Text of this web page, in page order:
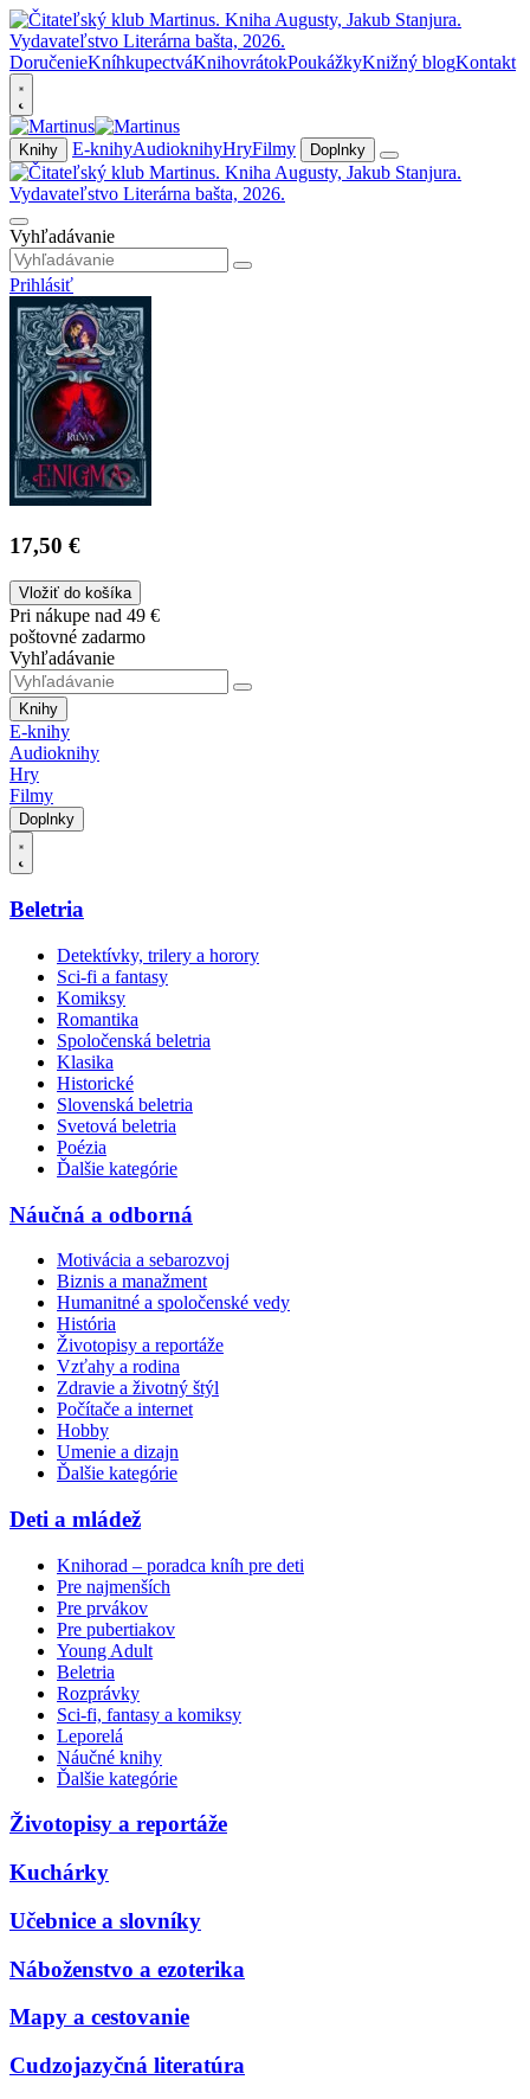
DoručenieKníhkupectváKnihovrátokPoukážkyKnižný blogKontakt
Knihy E-knihyAudioknihyHryFilmy Doplnky
Vyhľadávanie
Prihlásiť
17,50 €
Vložiť do košíka
Pri nákupe nad 49 €
poštovné zadarmo
Vyhľadávanie
Knihy
E-knihy
Audioknihy
Hry
Filmy
Doplnky
Beletria
Detektívky, trilery a horory
Sci-fi a fantasy
Komiksy
Romantika
Spoločenská beletria
Klasika
Historické
Slovenská beletria
Svetová beletria
Poézia
Ďalšie kategórie
Náučná a odborná
Motivácia a sebarozvoj
Biznis a manažment
Humanitné a spoločenské vedy
História
Životopisy a reportáže
Vzťahy a rodina
Zdravie a životný štýl
Počítače a internet
Hobby
Umenie a dizajn
Ďalšie kategórie
Deti a mládež
Knihorad – poradca kníh pre deti
Pre najmenších
Pre prvákov
Pre pubertiakov
Young Adult
Beletria
Rozprávky
Sci-fi, fantasy a komiksy
Leporelá
Náučné knihy
Ďalšie kategórie
Životopisy a reportáže
Kuchárky
Učebnice a slovníky
Náboženstvo a ezoterika
Mapy a cestovanie
Cudzojazyčná literatúra